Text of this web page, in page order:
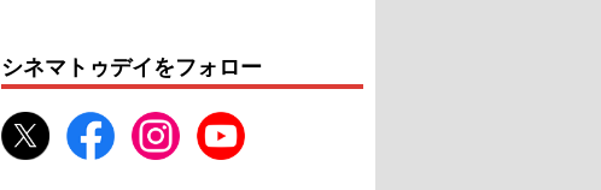
シネマトゥデイをフォロー